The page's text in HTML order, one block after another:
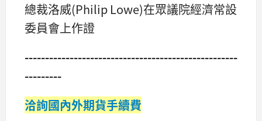
總裁洛威(Philip Lowe)在眾議院經濟常設
委員會上作證
----------------------------------------------------
---------
洽詢國內外期貨手續費